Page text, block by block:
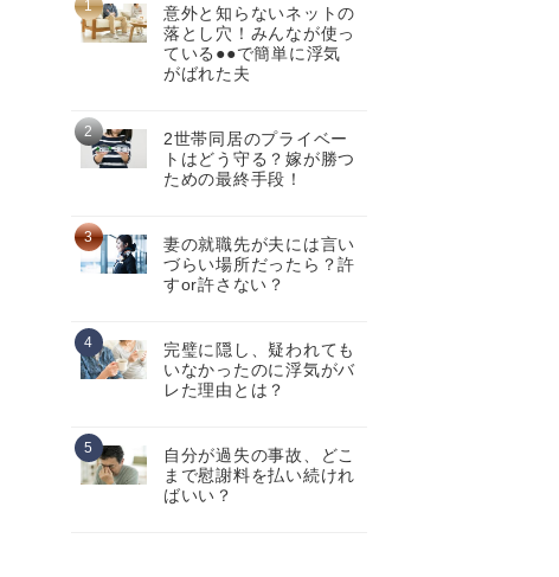
意外と知らないネットの
落とし穴！みんなが使っ
ている●●で簡単に浮気
がばれた夫
2世帯同居のプライベー
トはどう守る？嫁が勝つ
ための最終手段！
妻の就職先が夫には言い
づらい場所だったら？許
すor許さない？
完璧に隠し、疑われても
いなかったのに浮気がバ
レた理由とは？
自分が過失の事故、どこ
まで慰謝料を払い続けれ
ばいい？